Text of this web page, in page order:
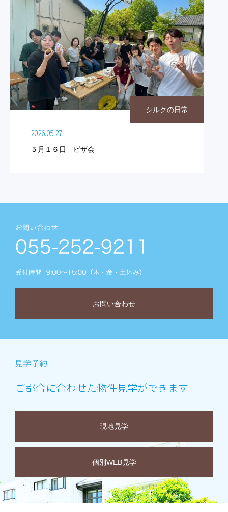
シルクの日常
2026.05.27
５月１６日 ピザ会
お問い合わせ
ご都合に合わせた物件見学ができます
現地見学
個別WEB見学